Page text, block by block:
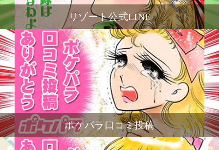
リゾート公式LINE
ポケパラ口コミ投稿